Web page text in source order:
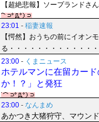
【超絶悲報】ソープランドさ
23:01 - 稲妻速報
【愕然】おうちの前にイオン
る・・・・・・・・・・・・・
23:00 - くまニュース
ホテルマンに在留カー
か！？」と発狂
23:00 - なんまめ
あかつき大猪狩守、マウン